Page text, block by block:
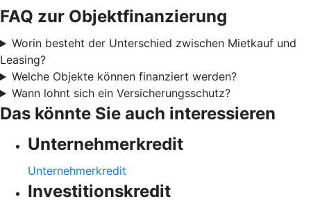
FAQ zur Objektfinanzierung
Worin besteht der Unterschied zwischen Mietkauf und
Leasing?
Welche Objekte können finanziert werden?
Wann lohnt sich ein Versicherungsschutz?
Das könnte Sie auch interessieren
Unternehmerkredit
Unternehmerkredit
Investitionskredit